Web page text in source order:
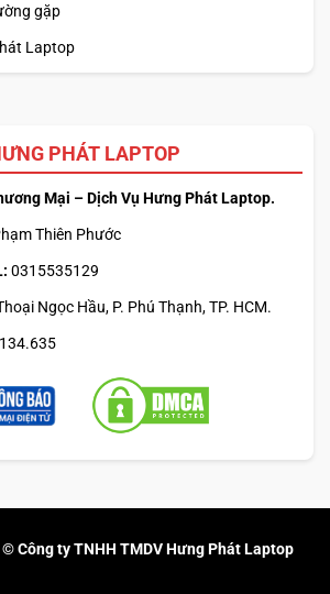
bền,tính năng bảo mậtcũng là điểm
T14s Gen 2. Thiết bị được tích
thống, đảm bảo thông tin nhạy cảm
gặp
Laptop
PHÁT LAPTOP
Mại – Dịch Vụ Hưng Phát Laptop.
Thiên Phước
0315535129
Ngọc Hầu, P. Phú Thạnh, TP. HCM.
© Công ty TNHH TMDV Hưng Phát Laptop